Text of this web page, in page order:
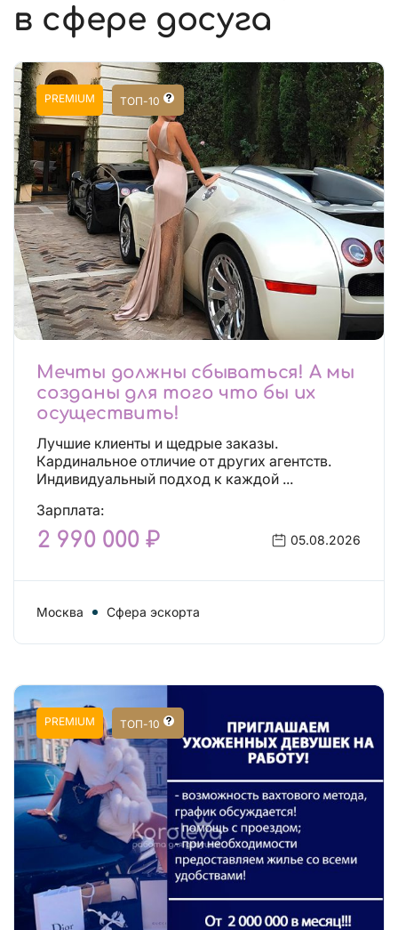
в сфере досуга
PREMIUM ТОП-10
Мечты должны сбываться! А мы
созданы для того что бы их
осуществить!
Лучшие клиенты и щедрые заказы.
Кардинальное отличие от других агентств.
Индивидуальный подход к каждой ...
Зарплата:
2 990 000 ₽ 05.08.2026
Москва Сфера эскорта
PREMIUM ТОП-10